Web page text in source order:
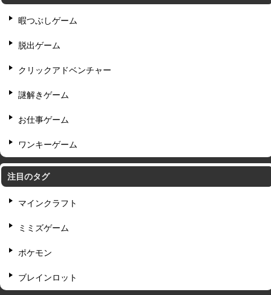
暇つぶしゲーム
脱出ゲーム
クリックアドベンチャー
謎解きゲーム
お仕事ゲーム
ワンキーゲーム
注目のタグ
マインクラフト
ミミズゲーム
ポケモン
ブレインロット